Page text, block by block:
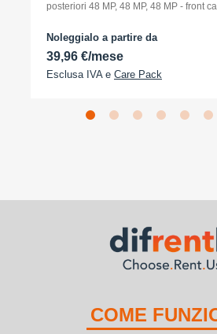
posteriori 48 MP, 48 MP, 48 MP - front
Noleggialo a partire da
39,96 €/mese
Esclusa IVA e Care Pack
COME